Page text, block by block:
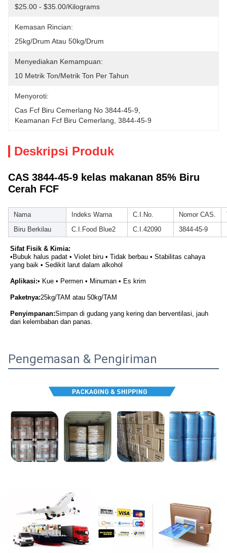
$25.00 - $35.00/Kilograms
Kemasan Rincian:
25kg/drum Atau 50kg/drum
Menyediakan Kemampuan:
10 Metrik Ton/Metrik Ton Per Tahun
Menyoroti:
Cas Fcf Biru Cemerlang No 3844-45-9
Keamanan Fcf Biru Cemerlang 3844-45-9
Deskripsi Produk
CAS 3844-45-9 kelas makanan 85% Biru
Cerah FCF
Nama Indeks Warna C.I.No. Nomor CAS.
Biru Berkilau
C.I.Food Blue2 C.I.42090 3844-45-9
Sifat Fisik & Kimia:
• Bubuk halus padat • Violet biru • Tidak berbau • Stabilitas cahaya
yang baik • Sedikit larut dalam alkohol
Aplikasi:• Kue • Permen • Minuman • Es krim
Paketnya:25kg/TAM atau 50kg/TAM
Penyimpanan:Simpan di gudang yang kering dan berventilasi, jauh
dari kelembaban dan panas.
Pengemasan & Pengiriman